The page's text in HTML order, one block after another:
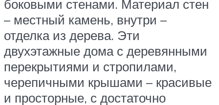
боковыми стенами. Материал стен
– местный камень, внутри –
отделка из дерева. Эти
двухэтажные дома с деревянными
перекрытиями и стропилами,
черепичными крышами – красивые
и просторные, с достаточно